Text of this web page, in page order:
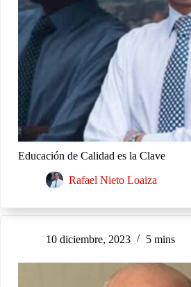
Educación de Calidad es la Clave
Rafael Nieto Loaiza
10 diciembre, 2023 5 mins